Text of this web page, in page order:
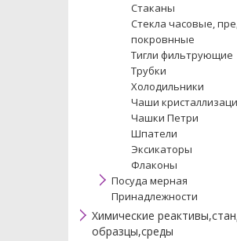
Стаканы
Стекла часовые,
покровнные
Тигли фильтрующие
Трубки
Холодильники
Чаши
Чашки Петри
Шпатели
Эксикаторы
Флаконы
Посуда мерная
Принадлежности
Химические
образцы,среды